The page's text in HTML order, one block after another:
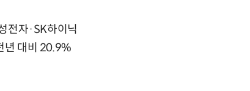
전자·SK하이닉
년 대비 20.9%